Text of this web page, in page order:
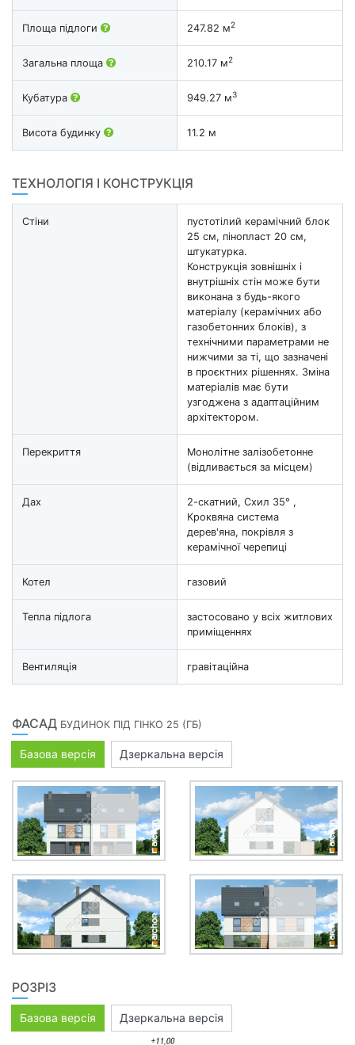
Площа підлоги 247.82 м2
Загальна площа 210.17 м2
Кубатура 949.27 м3
Висота будинку 11.2 м
ТЕХНОЛОГІЯ І КОНСТРУКЦІЯ
Стіни
пустотілий керамічний блок
25 см, пінопласт 20 см,
штукатурка.
Конструкція зовнішніх і
внутрішніх стін може бути
виконана з будь-якого
матеріалу (керамічних або
газобетонних блоків), з
технічними параметрами не
нижчими за ті, що зазначені
в проєктних рішеннях. Зміна
матеріалів має бути
узгоджена з адаптаційним
архітектором.
Перекриття
Монолітне залізобетонне
(відливається за місцем)
Дах
2-скатний, Схил 35° ,
Кроквяна система
дерев'яна, покрівля з
керамічної черепиці
Котел газовий
Тепла підлога
застосовано у всіх житлових
приміщеннях
Вентиляція гравітаційна
ФАСАД БУДИНОК ПІД ГІНКО 25 (ГБ)
Базова версія Дзеркальна версія
РОЗРІЗ
Базова версія Дзеркальна версія